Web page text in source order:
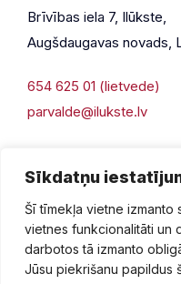
Sīkdatņu
Šī tīmekļa vietne izmanto
vietnes funkcionalitāti un
darbotos tā izmanto
Jūsu piekrišanu papildus
Brīvības iela 7, Ilūkste,
Augšdaugavas novads,
654 625 01 (lietvede)
parvalde@ilukste.lv
Privātuma politika